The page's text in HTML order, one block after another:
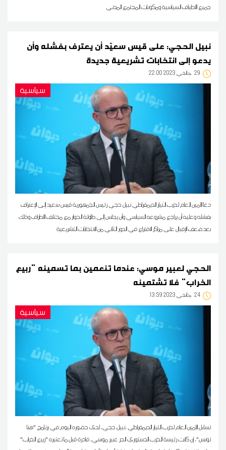
جميع الأطياف السياسية ومكونات المجتمع المدني
نبيل الحجي: على قيس سعيّد أن يعترف بفشله وأن
يدعو إلى انتخابات تشريعية جديدة
29 22:00 2023 جانفي
سياسية
دعا الأمين العام لحزب التيار الديمقراطي نبيل حجي رئيس الجمهورية قيس سعيد إلى الإعتراف
بفشله وعليه أن يراجع مشروعه السياسي وأن يجلس إلى طاولة الحوار مع مختلف الأطراف وذلك
بعد ضعف الإقبال على مراكز الاقتراع في الدور الثاني من الانتخابات التشريعية
الحجي لعبير موسي: عندما تنعمين بما تسمينه "ربيع
الخراب" فلا تشتمينه
24 13:59 2023 جانفي
سياسية
تساءل الأمين العام لحزب التيار الديمقراطي ،نبيل حجي، لدى حضوره اليوم في برنامج "هنا
تونس"، إن كانت رئيسة الحزب الدستوري الحر عبير موسي، قادرة قبل ما تعتبره "ربيع الخراب"